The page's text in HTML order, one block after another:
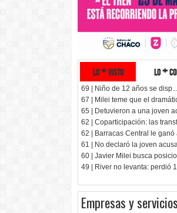
lo + visto lo +
69 | Niño de 12 años se disp...
67 | Milei teme que el
65 | Detuvieron a una joven
62 | Coparticipación: las
62 | Barracas Central le ganó
61 | No declaró la joven
60 | Javier Milei busca
49 | River no levanta: perdió
Empresas y servicios